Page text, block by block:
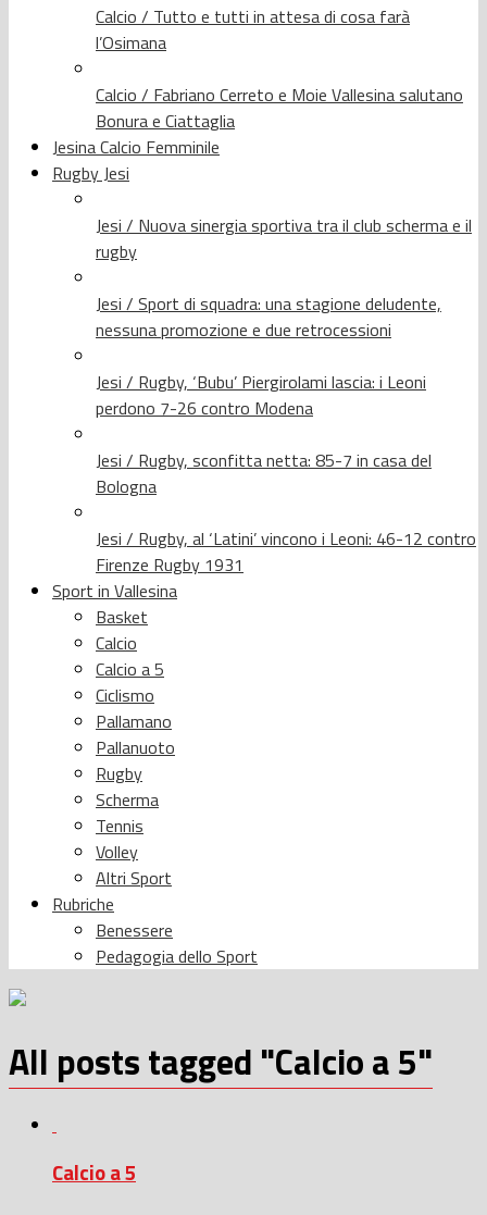
Calcio / Tutto e tutti in attesa di cosa farà
l’Osimana
Calcio / Fabriano Cerreto e Moie Vallesina salutano
Bonura e Ciattaglia
Jesina Calcio Femminile
Rugby Jesi
Jesi / Nuova sinergia sportiva tra il club scherma e il
rugby
Jesi / Sport di squadra: una stagione deludente,
nessuna promozione e due retrocessioni
Jesi / Rugby, ‘Bubu’ Piergirolami lascia: i Leoni
perdono 7-26 contro Modena
Jesi / Rugby, sconfitta netta: 85-7 in casa del
Bologna
Jesi / Rugby, al ‘Latini’ vincono i Leoni: 46-12 contro
Firenze Rugby 1931
Sport in Vallesina
Basket
Calcio
Calcio a 5
Ciclismo
Pallamano
Pallanuoto
Rugby
Scherma
Tennis
Volley
Altri Sport
Rubriche
Benessere
Pedagogia dello Sport
All posts tagged "Calcio a 5"
Calcio a 5